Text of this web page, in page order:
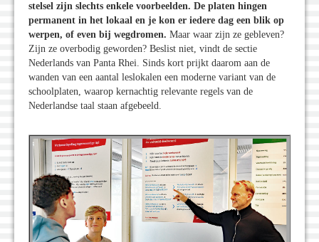
stelsel zijn slechts enkele voorbeelden. De platen hingen
permanent in het lokaal en je kon er iedere dag een blik op
werpen, of even bij wegdromen. Maar waar zijn ze gebleven?
Zijn ze overbodig geworden? Beslist niet, vindt de sectie
Nederlands van Panta Rhei. Sinds kort prijkt daarom aan de
wanden van een aantal leslokalen een moderne variant van de
schoolplaten, waarop kernachtig relevante regels van de
Nederlandse taal staan afgebeeld.